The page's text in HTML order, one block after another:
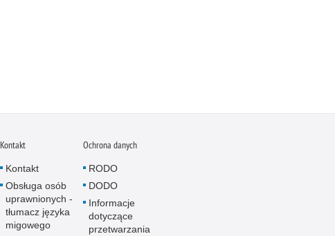
Kontakt
Kontakt
Obsługa osób
uprawnionych -
tłumacz języka
migowego
Ochrona danych
RODO
DODO
Informacje
dotyczące
przetwarzania